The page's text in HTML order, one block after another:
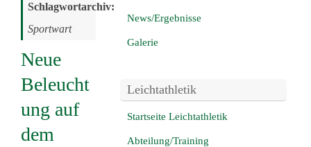
Schlagwortarchiv:
Sportwart
Neue
Beleucht
ung auf
dem
News/Ergebnisse
Galerie
Leichtathletik
Startseite Leichtathletik
Abteilung/Training